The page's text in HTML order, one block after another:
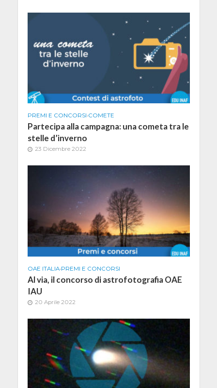
PREMI E CONCORSI•COMETE
Partecipa alla campagna: una cometa tra le
stelle d’inverno
23 Dicembre 2022
OAE ITALIA•PREMI E CONCORSI
Al via, il concorso di astrofotografia OAE
IAU
20 Aprile 2022